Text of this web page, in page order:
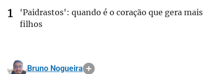
'Paidrastos': quando é o coração que gera mais
filhos
Bruno Nogueira